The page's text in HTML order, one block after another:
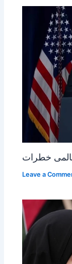
خطرات
Leave a